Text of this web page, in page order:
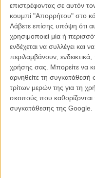
επιστρέφοντας σε αυτόν
κουμπί "Απορρήτου" στο
Λάβετε επίσης υπόψη ότι
χρησιμοποιεί μία ή
ενδέχεται να συλλέγει και
περιλαμβάνουν,
χρήσης σας. Μπορείτε να
αρνηθείτε τη συγκατάθεσή
τρίτων μερών της για τη
σκοπούς που
συγκατάθεσης της Google.
Και την πιο μπερδεμένη κι
τους θρύλους του
Κένεθ Ανγκερ, «Hollywood
εξαλλότητας, παρακμής και
εκπληκτικά
από μουσική, ή στις
σινεφιλικές αναφορές του.
Γκίλμπερτ ή έναν Κλαρκ
αυτοσαρκαστικός, η
Μεξικανός Ντιέγκο Κάλβα
του ως ζεν πρεμιέ. Ομως